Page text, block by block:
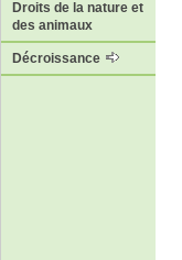
Droits de la nature et
des animaux
Décroissance